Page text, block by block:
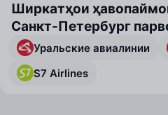
Ширкатҳои
Санкт-Петербург
Уральские авиалинии
S7 Airlines